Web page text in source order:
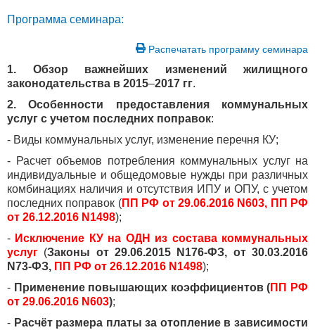
Программа семинара:
Распечатать программу семинара
1. Обзор важнейших изменений жилищного
законодательства в 2015–2017 гг.
2. Особенности предоставления коммунальных
услуг с учетом последних поправок:
- Виды коммунальных услуг, изменение перечня КУ;
- Расчет объемов потребления коммунальных услуг на
индивидуальные и общедомовые нужды при различных
комбинациях наличия и отсутствия ИПУ и ОПУ, с учетом
последних поправок (ПП РФ от 29.06.2016 N603, ПП РФ
от 26.12.2016 N1498);
- Исключение КУ на ОДН из состава коммунальных
услуг (Законы от 29.06.2015 N176-ФЗ, от 30.03.2016
N73-ФЗ, ПП РФ от 26.12.2016 N1498);
- Применение повышающих коэффициентов (ПП РФ
от 29.06.2016 N603);
- Расчёт размера платы за отопление в зависимости